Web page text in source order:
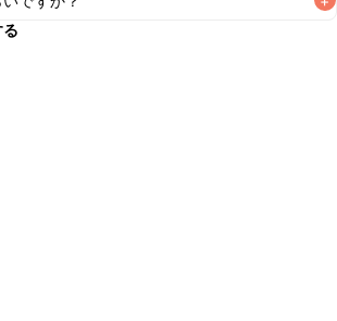
日中が目安です。なるべくお早めにお召